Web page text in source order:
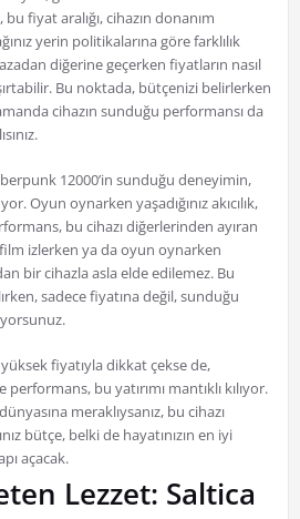
fiyat aralığı, cihazın donanım
yerin politikalarına göre farklılık
diğerine geçerken fiyatların nasıl
Bu noktada, bütçenizi belirlerken
cihazın sunduğu performansı da
12000’in sunduğu deneyimin,
Oyun oynarken yaşadığınız akıcılık,
bu cihazı diğerlerinden ayıran
izlerken ya da oyun oynarken
bir cihazla asla elde edilemez. Bu
sadece fiyatına değil, sunduğu
fiyatıyla dikkat çekse de,
bu yatırımı mantıklı kılıyor.
meraklıysanız, bu cihazı
bütçe, belki de hayatınızın en iyi
açacak.
Lezzet: Saltica